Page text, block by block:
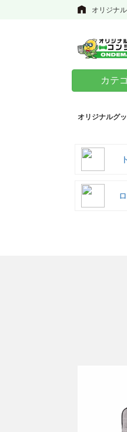
オリジナ
カテ
オリジナルグ